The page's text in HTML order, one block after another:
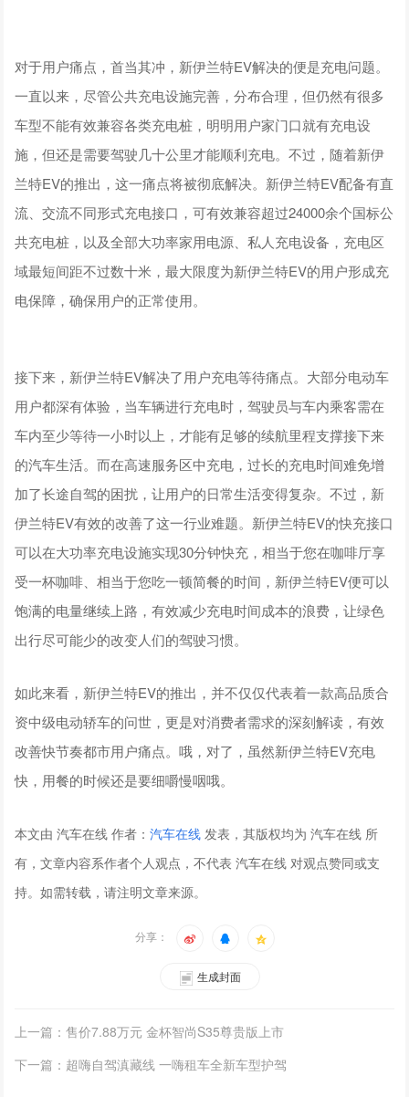
对于用户痛点，首当其冲，新伊兰特EV解决的便是充电问题。
一直以来，尽管公共充电设施完善，分布合理，但仍然有很多
车型不能有效兼容各类充电桩，明明用户家门口就有充电设
施，但还是需要驾驶几十公里才能顺利充电。不过，随着新伊
兰特EV的推出，这一痛点将被彻底解决。新伊兰特EV配备有直
流、交流不同形式充电接口，可有效兼容超过24000余个国标公
共充电桩，以及全部大功率家用电源、私人充电设备，充电区
域最短间距不过数十米，最大限度为新伊兰特EV的用户形成充
电保障，确保用户的正常使用。
接下来，新伊兰特EV解决了用户充电等待痛点。大部分电动车
用户都深有体验，当车辆进行充电时，驾驶员与车内乘客需在
车内至少等待一小时以上，才能有足够的续航里程支撑接下来
的汽车生活。而在高速服务区中充电，过长的充电时间难免增
加了长途自驾的困扰，让用户的日常生活变得复杂。不过，新
伊兰特EV有效的改善了这一行业难题。新伊兰特EV的快充接口
可以在大功率充电设施实现30分钟快充，相当于您在咖啡厅享
受一杯咖啡、相当于您吃一顿简餐的时间，新伊兰特EV便可以
饱满的电量继续上路，有效减少充电时间成本的浪费，让绿色
出行尽可能少的改变人们的驾驶习惯。
如此来看，新伊兰特EV的推出，并不仅仅代表着一款高品质合
资中级电动轿车的问世，更是对消费者需求的深刻解读，有效
改善快节奏都市用户痛点。哦，对了，虽然新伊兰特EV充电
快，用餐的时候还是要细嚼慢咽哦。
本文由 汽车在线 作者：汽车在线 发表，其版权均为 汽车在线 所
有，文章内容系作者个人观点，不代表 汽车在线 对观点赞同或支
持。如需转载，请注明文章来源。
分享：
生成封面
上一篇：售价7.88万元 金杯智尚S35尊贵版上市
下一篇：超嗨自驾滇藏线 一嗨租车全新车型护驾